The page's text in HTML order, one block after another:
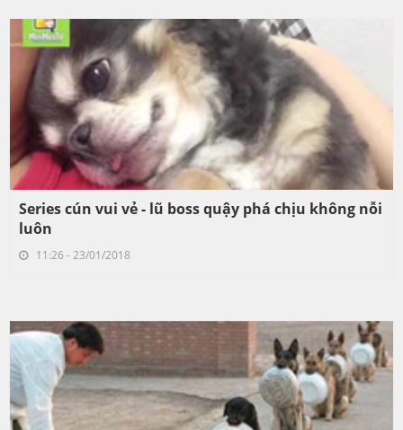
Series cún vui vẻ - lũ boss quậy phá chịu không nỗi
luôn
11:26 - 23/01/2018